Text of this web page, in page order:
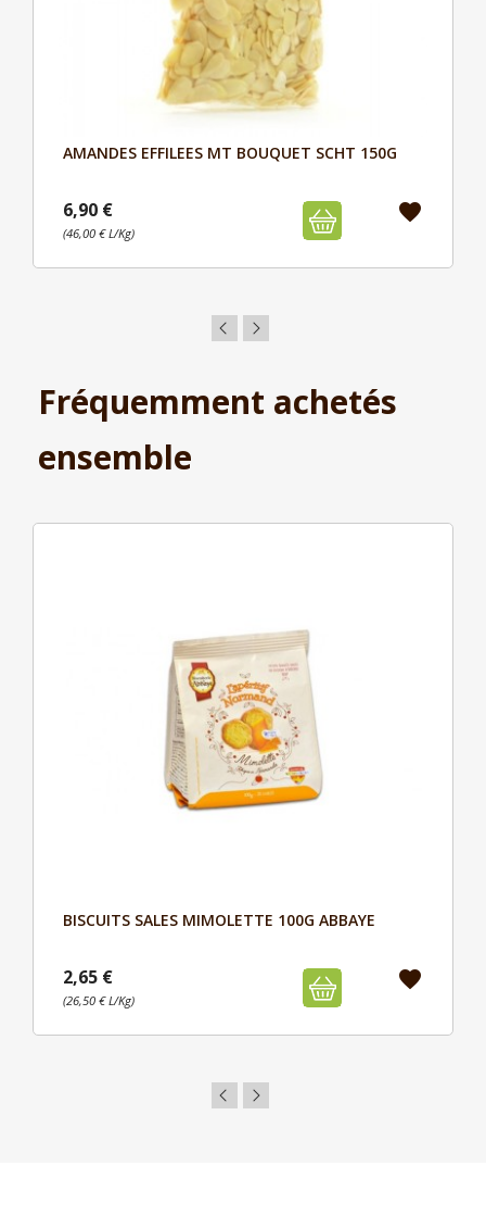
 Aperçu
AMANDES EFFILEES MT BOUQUET SCHT 150G
6,90 €
(46,00 € L/Kg)
favorite
Fréquemment achetés
ensemble
Aperçu
BISCUITS SALES MIMOLETTE 100G ABBAYE
2,65 €
(26,50 € L/Kg)
favorite